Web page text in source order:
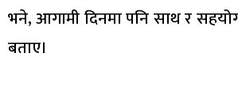
भने, आगामी दिनमा पनि साथ र
बताए।